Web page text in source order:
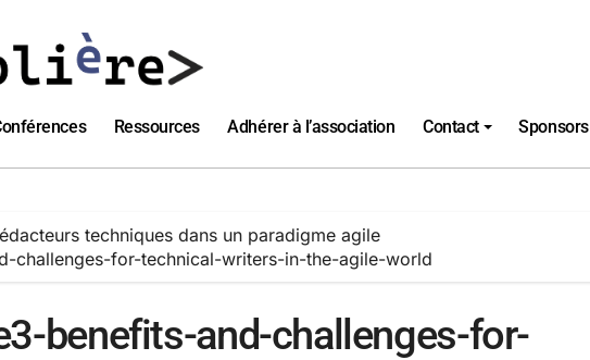
Ressources Adhérer à l’association Contact Sponsors
techniques dans un paradigme agile
challenges-for-technical-writers-in-the-agile-world
benefits-and-challenges-for-